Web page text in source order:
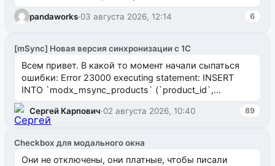
pandaworks·03 августа 2026, 12:14 6
[mSync] Новая версия синхронизации с 1С
Всем привет. В какой то момент начали сыпаться
ошибки: Error 23000 executing statement: INSERT
INTO `modx_msync_products` (`product_id`,
`uuid_1c`) VALUES ...
Сергей Карпович·02 августа 2026, 10:40 89
Checkbox для модального окна
Они не отключены, они платные, чтобы писали